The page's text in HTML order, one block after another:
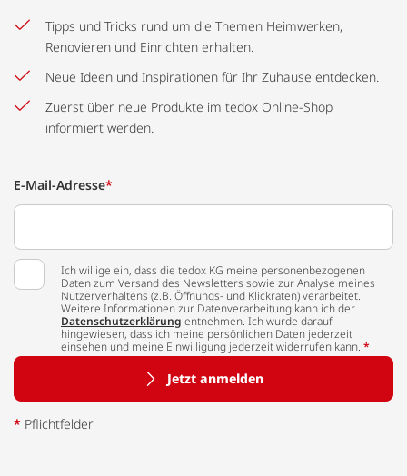
Tipps und Tricks rund um die Themen Heimwerken,
Renovieren und Einrichten erhalten.
Neue Ideen und Inspirationen für Ihr Zuhause entdecken.
Zuerst über neue Produkte im tedox Online-Shop
informiert werden.
E-Mail-Adresse*
Ich willige ein, dass die tedox KG meine personenbezogenen
Daten zum Versand des Newsletters sowie zur Analyse meines
Nutzerverhaltens (z.B. Öffnungs- und Klickraten) verarbeitet.
Weitere Informationen zur Datenverarbeitung kann ich der
Datenschutzerklärung entnehmen. Ich wurde darauf
hingewiesen, dass ich meine persönlichen Daten jederzeit
einsehen und meine Einwilligung jederzeit widerrufen kann. *
Jetzt anmelden
* Pflichtfelder